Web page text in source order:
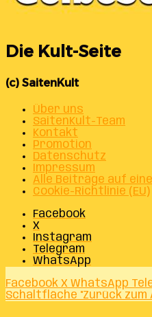
Die Kult-Seite
(c) SaitenKult
Über uns
SaitenKult-Team
Kontakt
Promotion
Datenschutz
Impressum
Alle Beiträge auf
Cookie-Richtlinie (EU)
Facebook
X
Instagram
Telegram
WhatsApp
Facebook X WhatsApp
Schaltfläche "Zurück zum